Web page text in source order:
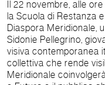
Il 22 novembre, alle
la Scuola di Restanza
Diaspora Meridionale,
Sidonie Pellegrino,
visiva contemporanea italiana.
collettiva che rende visibile
Meridionale